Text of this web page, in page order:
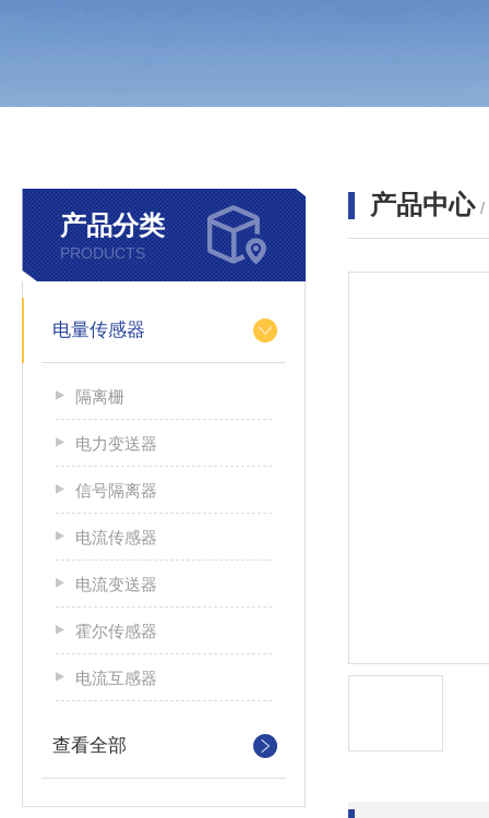
产品分类
PRODUCTS
电量传感器
隔离栅
电力变送器
信号隔离器
电流传感器
电流变送器
霍尔传感器
电流互感器
查看全部
产品中心 /